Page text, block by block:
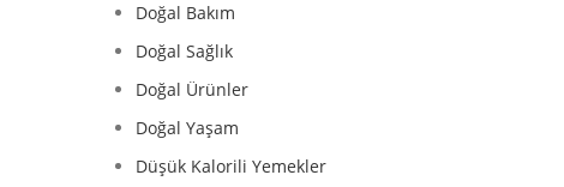
Doğal Bakım
Doğal Sağlık
Doğal Ürünler
Doğal Yaşam
Düşük Kalorili Yemekler